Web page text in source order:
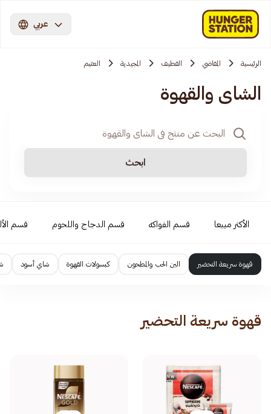
عربي
الرئيسية المقاضي القطيف المجيدية العثيم
الشاي والقهوة
ابحث
الأكثر مبيعا قسم الفواكه قسم الدجاج واللحوم قسم
قهوة سريعة التحضير البن الحب والمطحون كبسولات القهوة شاي أسود
قهوة سريعة التحضير